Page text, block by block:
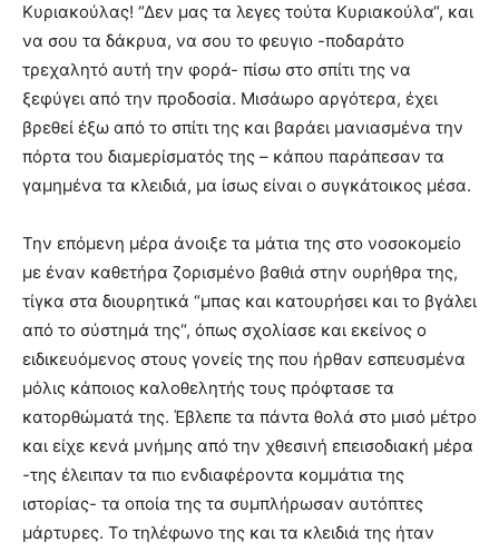
Κυριακούλας! “Δεν μας τα λεγες τούτα Κυριακούλα“, και
να σου τα δάκρυα, να σου το φευγιο -ποδαράτο
τρεχαλητό αυτή την φορά- πίσω στο σπίτι της να
ξεφύγει από την προδοσία. Μισάωρο αργότερα, έχει
βρεθεί έξω από το σπίτι της και βαράει μανιασμένα την
πόρτα του διαμερίσματός της – κάπου παράπεσαν τα
γαμημένα τα κλειδιά, μα ίσως είναι ο συγκάτοικος μέσα.
Την επόμενη μέρα άνοιξε τα μάτια της στο νοσοκομείο
με έναν καθετήρα ζορισμένο βαθιά στην ουρήθρα της,
τίγκα στα διουρητικά “μπας και κατουρήσει και το βγάλει
από το σύστημά της“, όπως σχολίασε και εκείνος ο
ειδικευόμενος στους γονείς της που ήρθαν εσπευσμένα
μόλις κάποιος καλοθελητής τους πρόφτασε τα
κατορθώματά της. Έβλεπε τα πάντα θολά στο μισό μέτρο
και είχε κενά μνήμης από την χθεσινή επεισοδιακή μέρα
-της έλειπαν τα πιο ενδιαφέροντα κομμάτια της
ιστορίας- τα οποία της τα συμπλήρωσαν αυτόπτες
μάρτυρες. Το τηλέφωνο της και τα κλειδιά της ήταν